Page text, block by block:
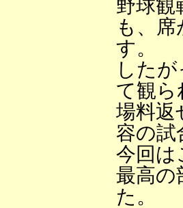
野球観
も、
す。
した
て観ら
場料返
容の試
今回は
最高の
た。